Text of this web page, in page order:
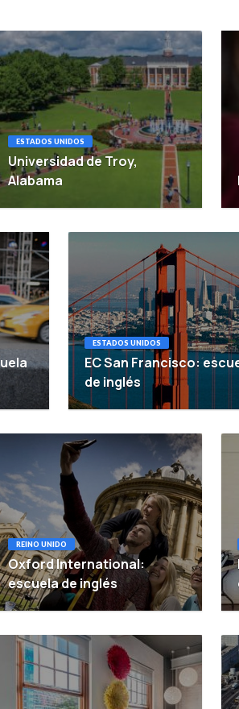
ESTADOS UNIDOS
Universidad de Troy,
Alabama
ESTADOS UNIDOS
EC San Francisco:
de inglés
REINO UNIDO
Oxford International:
escuela de inglés